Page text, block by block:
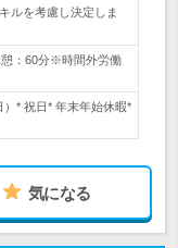
ルを考慮し決定しま
：60分※時間外労働
* 祝日* 年末年始休暇*
気になる